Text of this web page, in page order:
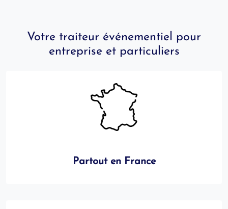
Votre traiteur événementiel pour
entreprise et particuliers
Partout en France